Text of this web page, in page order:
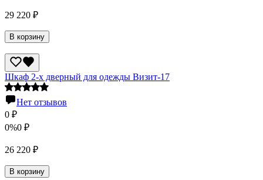
29 220 ₽
В корзину
Шкаф 2-х дверный для одежды Визит-17
Нет отзывов
0 ₽
0%0 ₽
26 220 ₽
В корзину